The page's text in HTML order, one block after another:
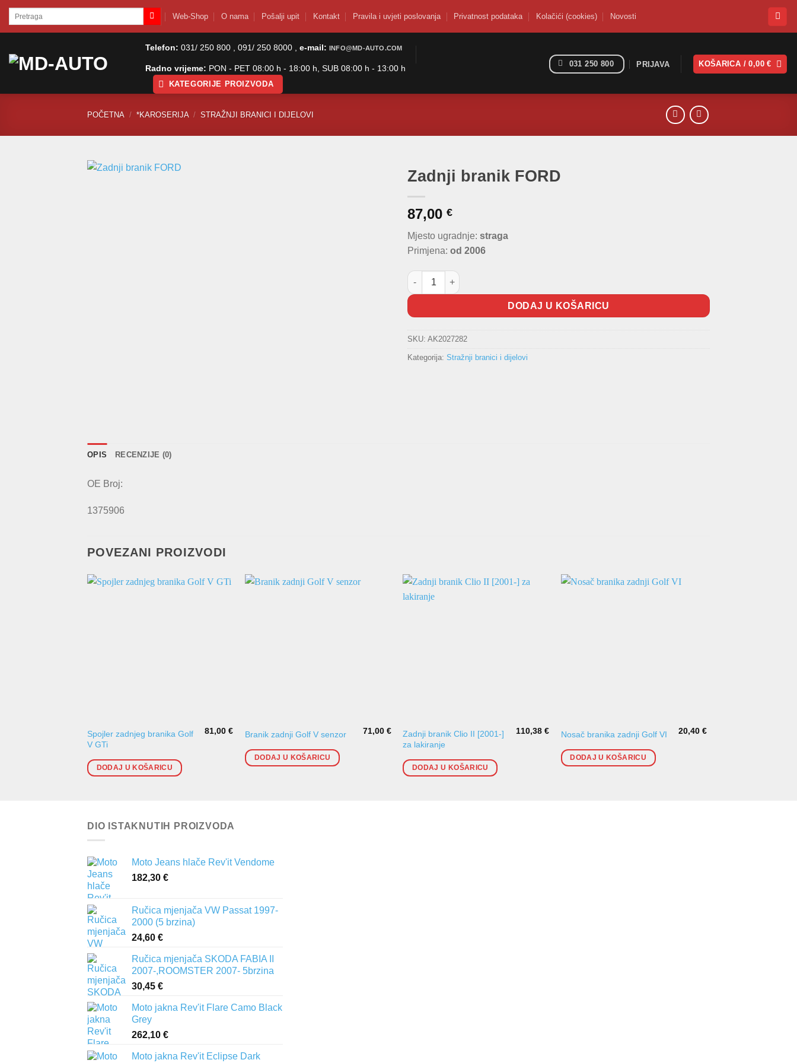
SkipPretraži: Web-Shop O nama Pošalji upit Kontakt Pravila i uvjeti poslovanja Privatnost podataka Kolačići (cookies) Novosti
Telefon: 031/ 250 800 , 091/ 250 8000 , e-mail: INFO@MD-AUTO.COM
Radno vrijeme: PON - PET 08:00 h - 18:00 h, SUB 08:00 h - 13:00 h
KATEGORIJE PROIZVODA
031 250 800 PRIJAVA KOŠARICA /0,00€
POČETNA / *KAROSERIJA / STRAŽNJI BRANICI I DIJELOVI
Zadnji branik FORD
87,00 €
Mjesto ugradnje: straga
Primjena: od 2006
Zadnji branik FORD količina
DODAJ U KOŠARICU
SKU: AK2027282
Kategorija: Stražnji branici i dijelovi
OPIS RECENZIJE (0)
OE Broj:
1375906
POVEZANI PROIZVODI
Spojler zadnjeg branika Golf
V GTi
81,00€
DODAJ U KOŠARICU
Branik zadnji Golf V senzor 71,00 €
DODAJ U KOŠARICU
Zadnji branik Clio II [2001-]
za lakiranje
110,38 €
DODAJ U KOŠARICU
Nosač branika zadnji Golf VI 20,40€
DODAJ U KOŠARICU
DIO ISTAKNUTIH PROIZVODA
Moto Jeans hlače Rev'it Vendome
182,30 €
Ručica mjenjača VW Passat 1997-
2000 (5 brzina)
24,60 €
Ručica mjenjača SKODA FABIA II
2007-,ROOMSTER 2007- 5brzina
30,45 €
Moto jakna Rev'it Flare Camo Black
Grey
262,10 €
Moto jakna Rev'it Eclipse Dark